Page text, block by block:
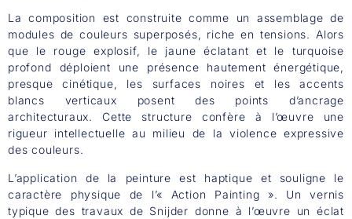
La composition est construite comme un assemblage de
modules de couleurs superposés, riche en tensions. Alors
que le rouge explosif, le jaune éclatant et le turquoise
profond déploient une présence hautement énergétique,
presque cinétique, les surfaces noires et les accents
blancs verticaux posent des points d’ancrage
architecturaux. Cette structure confère à l’œuvre une
rigueur intellectuelle au milieu de la violence expressive
des couleurs.
L’application de la peinture est haptique et souligne le
caractère physique de l’« Action Painting ». Un vernis
typique des travaux de Snijder donne à l’œuvre un éclat